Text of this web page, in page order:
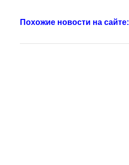
Похожие новости на сайте: